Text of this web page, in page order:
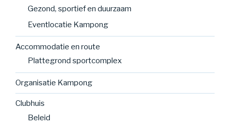
Gezond, sportief en duurzaam
Eventlocatie Kampong
Accommodatie en route
Plattegrond sportcomplex
Organisatie Kampong
Clubhuis
Beleid